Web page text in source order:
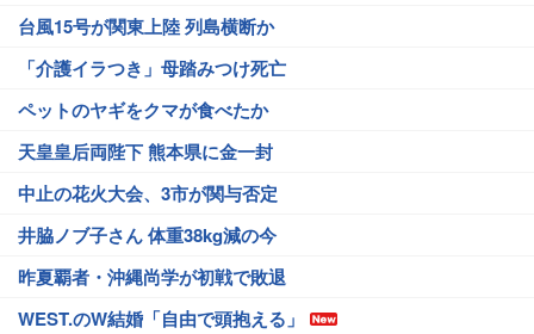
台風15号が関東上陸 列島横断か
「介護イラつき」母踏みつけ死亡
ペットのヤギをクマが食べたか
天皇皇后両陛下 熊本県に金一封
中止の花火大会、3市が関与否定
井脇ノブ子さん 体重38kg減の今
昨夏覇者・沖縄尚学が初戦で敗退
WEST.のW結婚「自由で頭抱える」